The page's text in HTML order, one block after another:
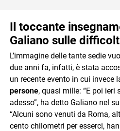
Il toccante
Galiano sulle
L’immagine delle tante sedie
due anni fa, infatti, è stata
un recente evento in cui invece
persone, quasi mille: “E poi ieri
adesso”, ha detto Galiano nel
“Alcuni sono venuti da Roma,
cento chilometri per esserci,